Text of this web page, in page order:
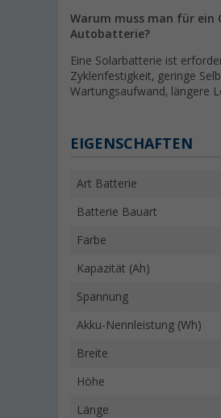
Warum muss man für ein
Autobatterie?
Eine Solarbatterie ist
Zyklenfestigkeit, geringe
Wartungsaufwand, längere
EIGENSCHAFTEN
Art Batterie
Batterie Bauart
Farbe
Kapazität (Ah)
Spannung
Akku-Nennleistung (Wh)
Breite
Höhe
Länge